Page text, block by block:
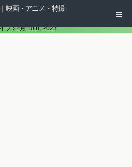
映画・アニメ・特撮
ブ › 2月 10th, 2023